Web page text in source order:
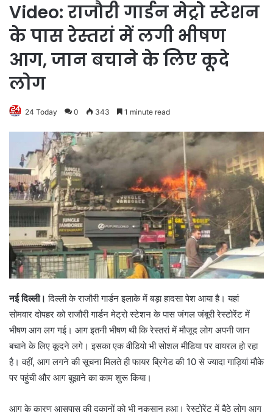
Video: राजौरी गार्डन मेट्रो स्टेशन
के पास रेस्तरां में लगी भीषण
आग, जान बचाने के लिए कूदे
लोग
24 Today 0 343 1 minute read
नई दिल्ली। दिल्ली के राजौरी गार्डन इलाके में बड़ा हादसा पेश आया है। यहां
सोमवार दोपहर को राजौरी गार्डन मेट्रो स्टेशन के पास जंगल जंबूरी रेस्टोरेंट में
भीषण आग लग गई। आग इतनी भीषण थी कि रेस्तरां में मौजूद लोग अपनी जान
बचाने के लिए कूदने लगे। इसका एक वीडियो भी सोशल मीडिया पर वायरल हो रहा
है। वहीं, आग लगने की सूचना मिलते ही फायर ब्रिगेड की 10 से ज्यादा गाड़ियां मौके
पर पहुंची और आग बुझाने का काम शुरू किया।
आग के कारण आसपास की दुकानों को भी नुकसान हुआ। रेस्टोरेंट में बैठे लोग आग